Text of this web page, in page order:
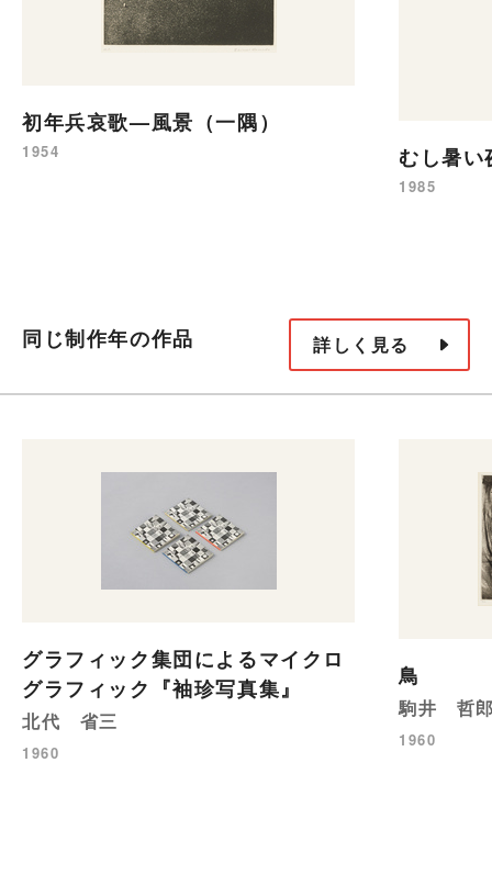
初年兵哀歌—風景（一隅）
1954 むし暑い
1985
同じ制作年の作品 詳しく見る
グラフィック集団によるマイクロ
グラフィック『袖珍写真集』
北代 省三
1960
鳥
駒井 哲
1960